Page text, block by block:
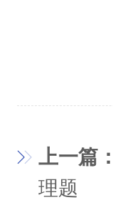
上一篇：
理题